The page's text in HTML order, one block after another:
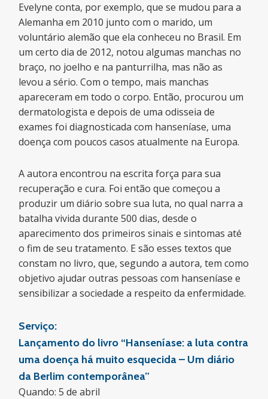
Evelyne conta, por exemplo, que se mudou para a
Alemanha em 2010 junto com o marido, um
voluntário alemão que ela conheceu no Brasil. Em
um certo dia de 2012, notou algumas manchas no
braço, no joelho e na panturrilha, mas não as
levou a sério. Com o tempo, mais manchas
apareceram em todo o corpo. Então, procurou um
dermatologista e depois de uma odisseia de
exames foi diagnosticada com hanseníase, uma
doença com poucos casos atualmente na Europa.
A autora encontrou na escrita força para sua
recuperação e cura. Foi então que começou a
produzir um diário sobre sua luta, no qual narra a
batalha vivida durante 500 dias, desde o
aparecimento dos primeiros sinais e sintomas até
o fim de seu tratamento. E são esses textos que
constam no livro, que, segundo a autora, tem como
objetivo ajudar outras pessoas com hanseníase e
sensibilizar a sociedade a respeito da enfermidade.
Serviço:
Lançamento do livro “Hanseníase: a luta contra
uma doença há muito esquecida – Um diário
da Berlim contemporânea”
Quando: 5 de abril